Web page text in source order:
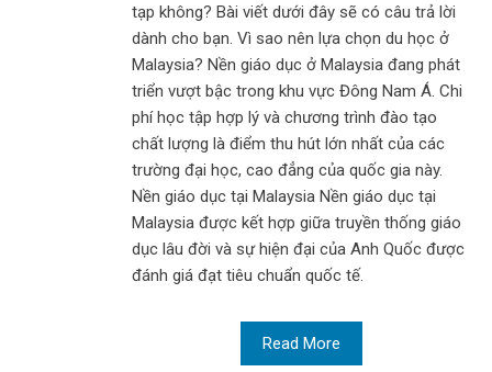
tạp không? Bài viết dưới đây sẽ có câu trả lời
dành cho bạn. Vì sao nên lựa chọn du học ở
Malaysia? Nền giáo dục ở Malaysia đang phát
triển vượt bậc trong khu vực Đông Nam Á. Chi
phí học tập hợp lý và chương trình đào tạo
chất lượng là điểm thu hút lớn nhất của các
trường đại học, cao đẳng của quốc gia này.
Nền giáo dục tại Malaysia Nền giáo dục tại
Malaysia được kết hợp giữa truyền thống giáo
dục lâu đời và sự hiện đại của Anh Quốc được
đánh giá đạt tiêu chuẩn quốc tế.
Read More